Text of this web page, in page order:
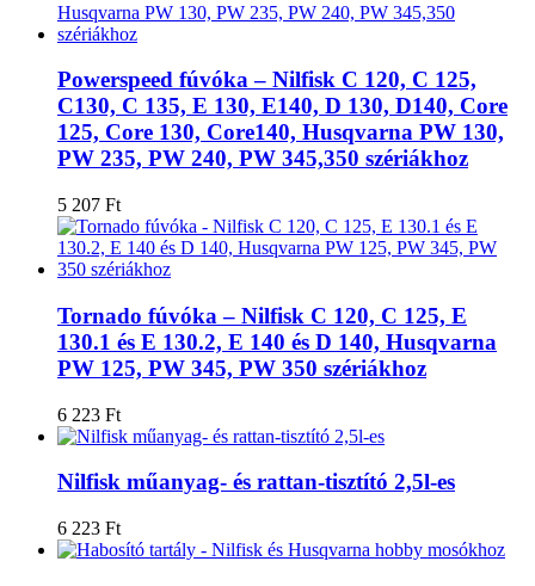
Powerspeed fúvóka – Nilfisk C 120, C 125,
C130, C 135, E 130, E140, D 130, D140, Core
125, Core 130, Core140, Husqvarna PW 130,
PW 235, PW 240, PW 345,350 szériákhoz
5 207 Ft
Tornado fúvóka – Nilfisk C 120, C 125, E
130.1 és E 130.2, E 140 és D 140, Husqvarna
PW 125, PW 345, PW 350 szériákhoz
6 223 Ft
Nilfisk műanyag- és rattan-tisztító 2,5l-es
6 223 Ft